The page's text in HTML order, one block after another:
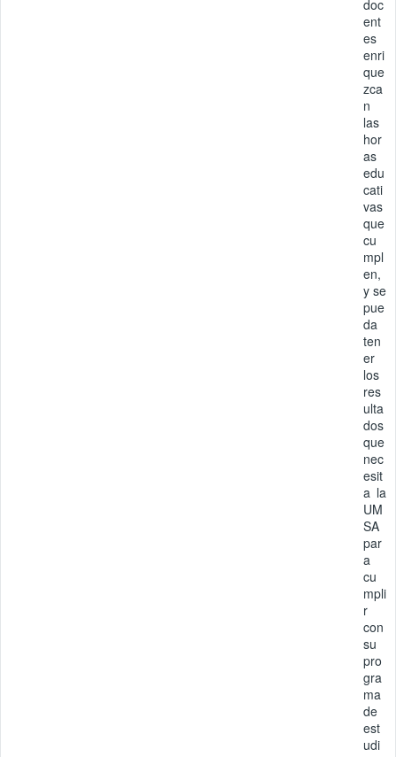
doc
ent
es
enri
que
zca
n
las
hor
as
edu
cati
vas
que
cu
mpl
en,
y se
pue
da
ten
er
los
res
ulta
dos
que
nec
esit
a la
UM
SA
par
a
cu
mpli
r
con
su
pro
gra
ma
de
est
udi